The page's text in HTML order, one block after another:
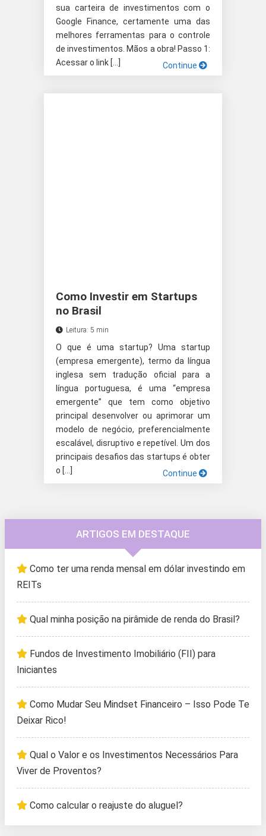
sua carteira de investimentos com o
Google Finance, certamente uma das
melhores ferramentas para o controle
de investimentos. Mãos a obra! Passo 1:
Acessar o link […]
Continue
Como Investir em Startups
no Brasil
Leitura: 5 min
O que é uma startup? Uma startup
(empresa emergente), termo da língua
inglesa sem tradução oficial para a
língua portuguesa, é uma “empresa
emergente” que tem como objetivo
principal desenvolver ou aprimorar um
modelo de negócio, preferencialmente
escalável, disruptivo e repetível. Um dos
principais desafios das startups é obter
o […]
Continue
ARTIGOS EM DESTAQUE
Como ter uma renda mensal em dólar investindo em
REITs
Qual minha posição na pirâmide de renda do Brasil?
Fundos de Investimento Imobiliário (FII) para
Iniciantes
Como Mudar Seu Mindset Financeiro – Isso Pode Te
Deixar Rico!
Qual o Valor e os Investimentos Necessários Para
Viver de Proventos?
Como calcular o reajuste do aluguel?